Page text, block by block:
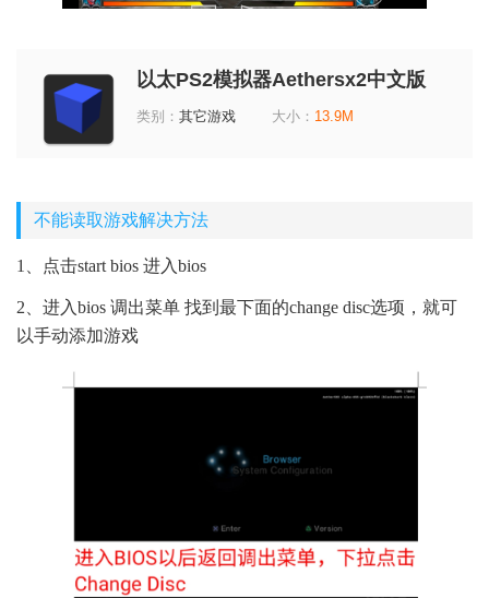
以太PS2模拟器Aethersx2中文版
类别： 其它游戏 大小： 13.9M
不能读取游戏解决方法
1、点击start bios 进入bios
2、进入bios 调出菜单 找到最下面的change disc选项，就可
以手动添加游戏